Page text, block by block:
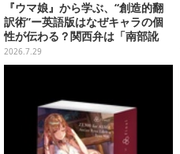
『ウマ娘』から学ぶ、“創造的翻
訳術”ー英語版はなぜキャラの個
性が伝わる？関西弁は「南部訛
り」に訳さない【CEDEC2026】
2026.7.29